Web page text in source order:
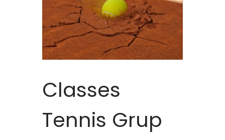
Classes
Tennis Grup